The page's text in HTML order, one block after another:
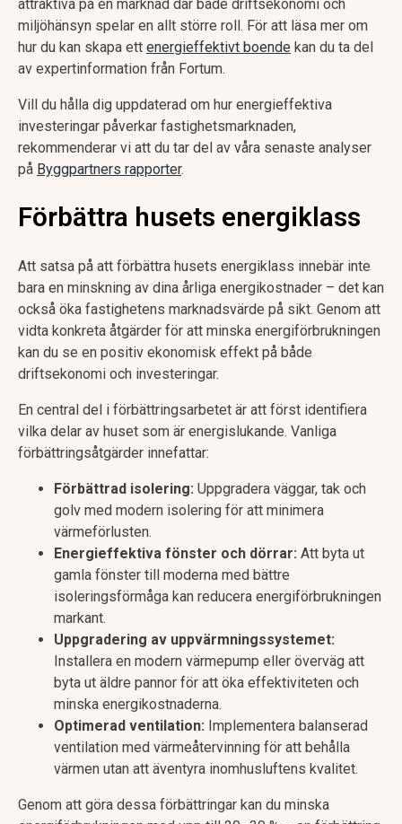
attraktiva på en marknad där både driftsekonomi och
miljöhänsyn spelar en allt större roll. För att läsa mer om
hur du kan skapa ett energieffektivt boende kan du ta del
av expertinformation från Fortum.
Vill du hålla dig uppdaterad om hur energieffektiva
investeringar påverkar fastighetsmarknaden,
rekommenderar vi att du tar del av våra senaste analyser
på Byggpartners rapporter.
Förbättra husets energiklass
Att satsa på att förbättra husets energiklass innebär inte
bara en minskning av dina årliga energikostnader – det kan
också öka fastighetens marknadsvärde på sikt. Genom att
vidta konkreta åtgärder för att minska energiförbrukningen
kan du se en positiv ekonomisk effekt på både
driftsekonomi och investeringar.
En central del i förbättringsarbetet är att först identifiera
vilka delar av huset som är energislukande. Vanliga
förbättringsåtgärder innefattar:
Förbättrad isolering: Uppgradera väggar, tak och
golv med modern isolering för att minimera
värmeförlusten.
Energieffektiva fönster och dörrar: Att byta ut
gamla fönster till moderna med bättre
isoleringsförmåga kan reducera energiförbrukningen
markant.
Uppgradering av uppvärmningssystemet:
Installera en modern värmepump eller överväg att
byta ut äldre pannor för att öka effektiviteten och
minska energikostnaderna.
Optimerad ventilation: Implementera balanserad
ventilation med värmeåtervinning för att behålla
värmen utan att äventyra inomhusluftens kvalitet.
Genom att göra dessa förbättringar kan du minska